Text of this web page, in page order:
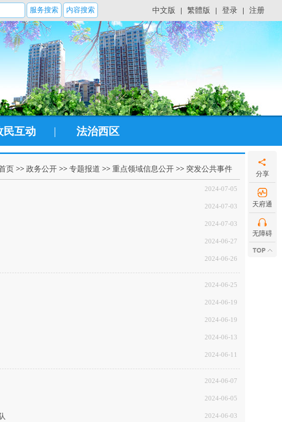
服务搜索 内容搜索 中文版 | 繁體版 | 登录 | 注册
民互动 | 法治西区
页 >> 政务公开 >> 专题报道 >> 重点领域信息公开 >> 突发公共事件
2024-07-05
2024-07-03
2024-07-03
2024-06-27
2024-06-26
2024-06-25
2024-06-19
2024-06-19
2024-06-13
2024-06-11
2024-06-07
2024-06-05
2024-06-03
分享
天府通
无障碍